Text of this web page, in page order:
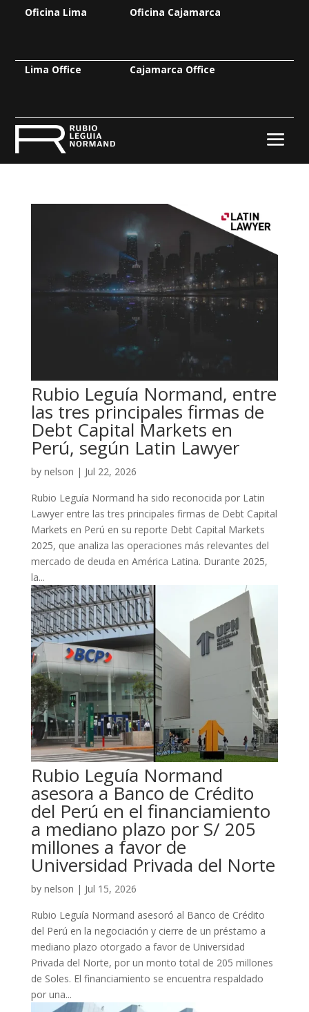
Oficina Lima Oficina Cajamarca
Lima Office Cajamarca Office
Rubio Leguía Normand, entre
las tres principales firmas de
Debt Capital Markets en
Perú, según Latin Lawyer
by nelson | Jul 22, 2026
Rubio Leguía Normand ha sido reconocida por Latin
Lawyer entre las tres principales firmas de Debt Capital
Markets en Perú en su reporte Debt Capital Markets
2025, que analiza las operaciones más relevantes del
mercado de deuda en América Latina. Durante 2025,
la...
Rubio Leguía Normand
asesora a Banco de Crédito
del Perú en el financiamiento
a mediano plazo por S/ 205
millones a favor de
Universidad Privada del Norte
by nelson | Jul 15, 2026
Rubio Leguía Normand asesoró al Banco de Crédito
del Perú en la negociación y cierre de un préstamo a
mediano plazo otorgado a favor de Universidad
Privada del Norte, por un monto total de 205 millones
de Soles. El financiamiento se encuentra respaldado
por una...